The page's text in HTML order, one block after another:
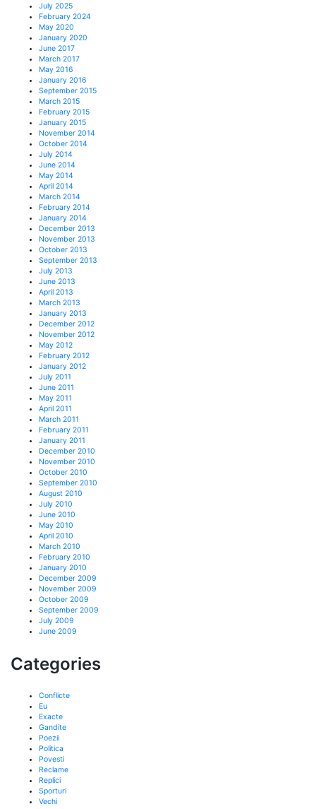
July 2025
February 2024
May 2020
January 2020
June 2017
March 2017
May 2016
January 2016
September 2015
March 2015
February 2015
January 2015
November 2014
October 2014
July 2014
June 2014
May 2014
April 2014
March 2014
February 2014
January 2014
December 2013
November 2013
October 2013
September 2013
July 2013
June 2013
April 2013
March 2013
January 2013
December 2012
November 2012
May 2012
February 2012
January 2012
July 2011
June 2011
May 2011
April 2011
March 2011
February 2011
January 2011
December 2010
November 2010
October 2010
September 2010
August 2010
July 2010
June 2010
May 2010
April 2010
March 2010
February 2010
January 2010
December 2009
November 2009
October 2009
September 2009
July 2009
June 2009
Categories
Conflicte
Eu
Exacte
Gandite
Poezii
Politica
Povesti
Reclame
Replici
Sporturi
Vechi